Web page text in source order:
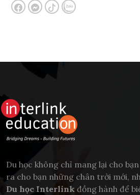
Du học không chỉ mang lại cho
ra cho bạn những chân trời mới,
Du học Interlink đồng hành để